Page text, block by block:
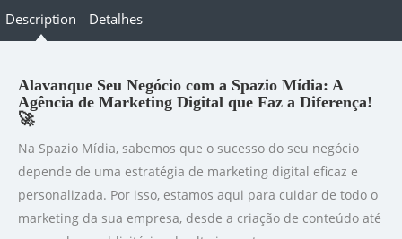
Description Detalhes
Alavanque Seu Negócio com a Spazio Mídia: A
Agência de Marketing Digital que Faz a Diferença!
🚀
Na Spazio Mídia, sabemos que o sucesso do seu negócio
depende de uma estratégia de marketing digital eficaz e
personalizada. Por isso, estamos aqui para cuidar de todo o
marketing da sua empresa, desde a criação de conteúdo até